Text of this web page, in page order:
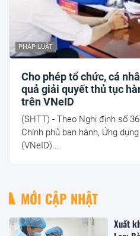
PHÁP LUẬT
Cho phép tổ chức, cá
quả giải quyết thủ tục
trên VNeID
(SHTT) - Theo Nghị định số
Chính phủ ban hành, Ứng
(VNeID)...
MỚI CẬP NHẬT
Xuất